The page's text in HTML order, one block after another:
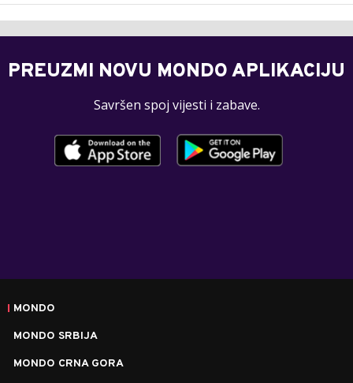
PREUZMI NOVU MONDO APLIKACIJU
Savršen spoj vijesti i zabave.
MONDO
MONDO SRBIJA
MONDO CRNA GORA